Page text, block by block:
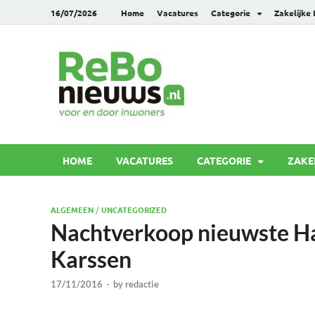
16/07/2026 Home Vacatures Categorie Zakelijke
HOME VACATURES CATEGORIE
ALGEMEEN /UNCATEGORIZED
Nachtverkoop nieuwste
Karssen
17/11/2016 - by redactie